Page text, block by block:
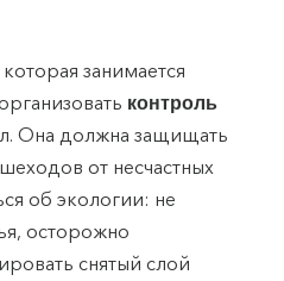
занимается
контроль
Она должна защищать
от несчастных
об экологии: не
осторожно
снятый слой